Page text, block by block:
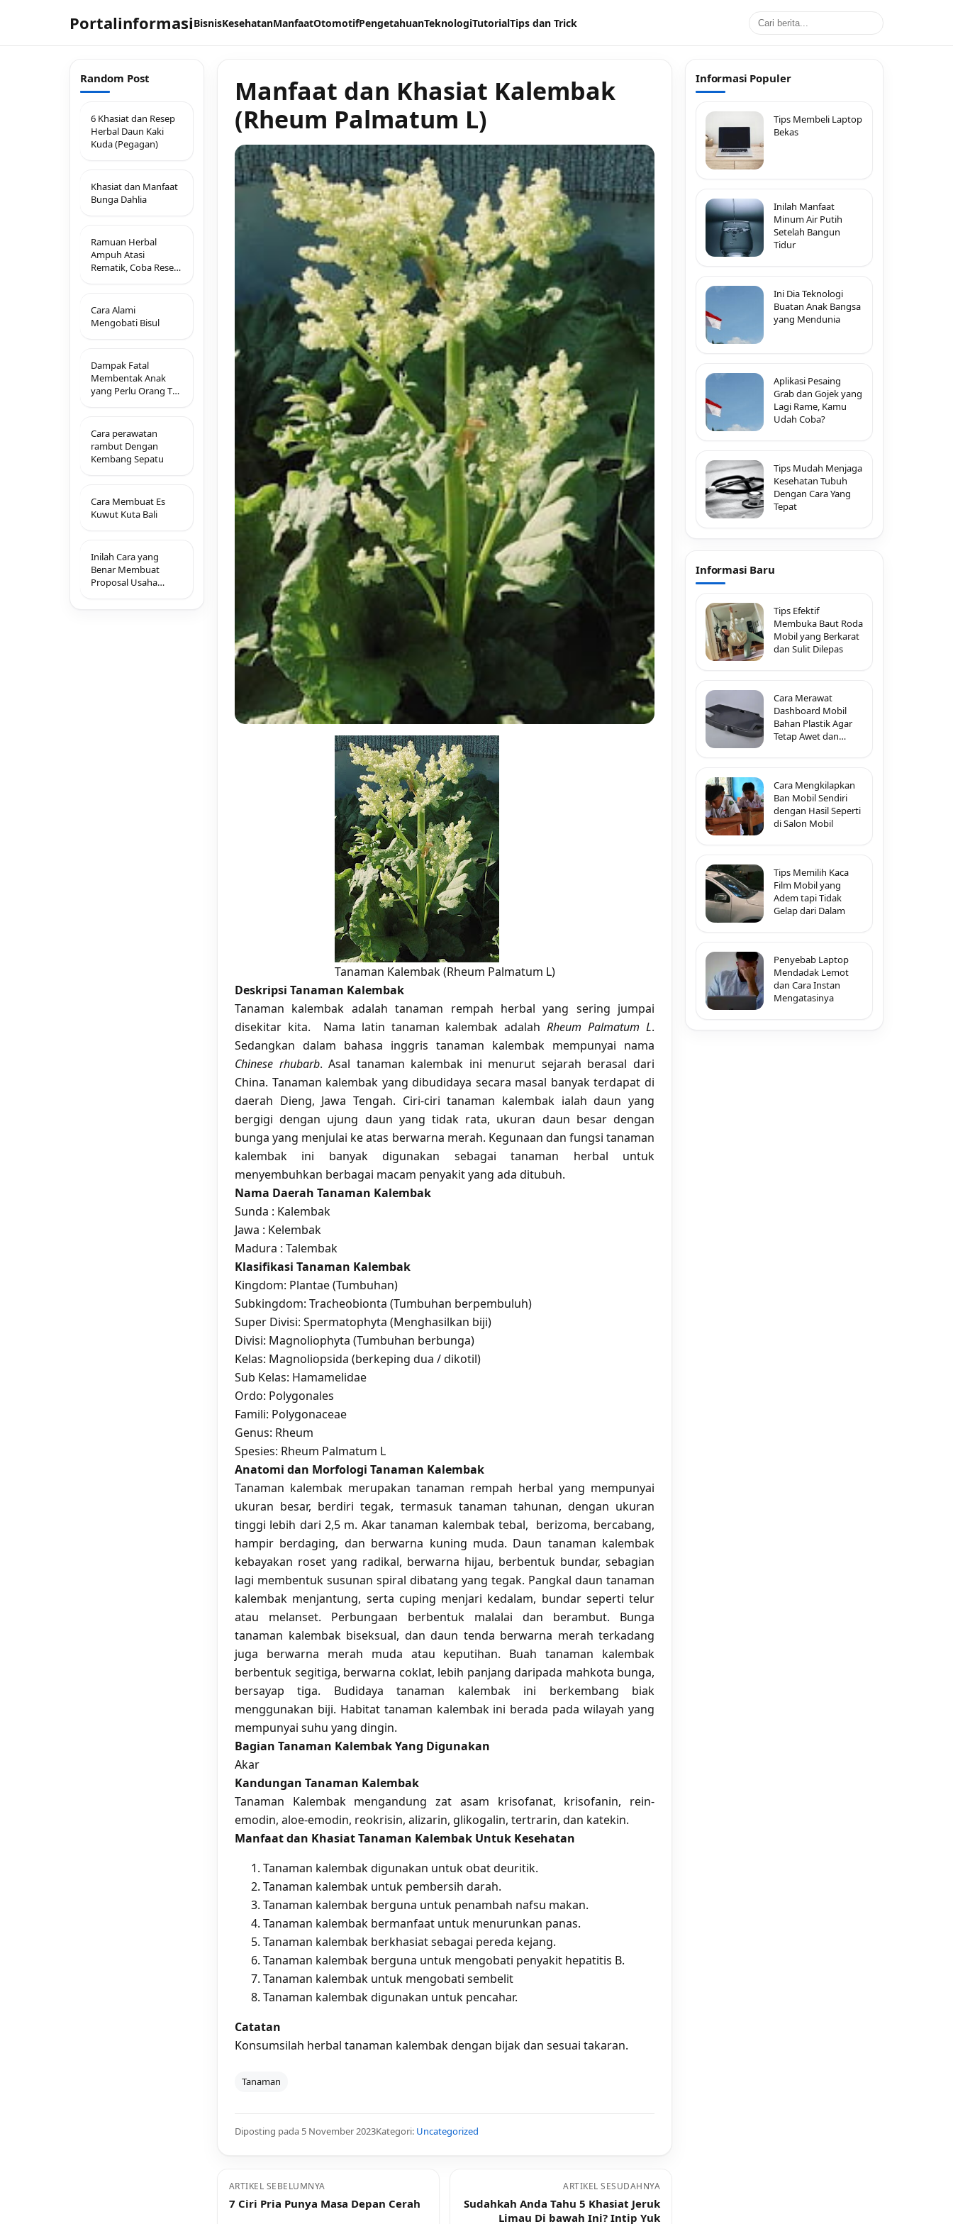
PortalinformasiBisnisKesehatanManfaatOtomotifPengetahuanTeknologiTutorialTips dan Trick
Random Post
6 Khasiat dan Resep
Herbal Daun Kaki
Kuda (Pegagan)
Khasiat dan Manfaat
Bunga Dahlia
Ramuan Herbal
Ampuh Atasi
Rematik, Coba Resep
Cara Alami
Mengobati Bisul
Dampak Fatal
Membentak Anak
yang Perlu Orang Tua
Cara perawatan
rambut Dengan
Kembang Sepatu
Cara Membuat Es
Kuwut Kuta Bali
Inilah Cara yang
Benar Membuat
Proposal Usaha
Manfaat dan Khasiat Kalembak
(Rheum Palmatum L)
Tanaman Kalembak (Rheum Palmatum L)
Deskripsi Tanaman Kalembak
Tanaman kalembak adalah tanaman rempah herbal yang sering jumpai
disekitar kita. Nama latin tanaman kalembak adalah Rheum Palmatum L.
Sedangkan dalam bahasa inggris tanaman kalembak mempunyai nama
Chinese rhubarb. Asal tanaman kalembak ini menurut sejarah berasal dari
China. Tanaman kalembak yang dibudidaya secara masal banyak terdapat di
daerah Dieng, Jawa Tengah. Ciri-ciri tanaman kalembak ialah daun yang
bergigi dengan ujung daun yang tidak rata, ukuran daun besar dengan
bunga yang menjulai ke atas berwarna merah. Kegunaan dan fungsi tanaman
kalembak ini banyak digunakan sebagai tanaman herbal untuk
menyembuhkan berbagai macam penyakit yang ada ditubuh.
Nama Daerah Tanaman Kalembak
Sunda : Kalembak
Jawa : Kelembak
Madura : Talembak
Klasifikasi Tanaman Kalembak
Kingdom: Plantae (Tumbuhan)
Subkingdom: Tracheobionta (Tumbuhan berpembuluh)
Super Divisi: Spermatophyta (Menghasilkan biji)
Divisi: Magnoliophyta (Tumbuhan berbunga)
Kelas: Magnoliopsida (berkeping dua / dikotil)
Sub Kelas: Hamamelidae
Ordo: Polygonales
Famili: Polygonaceae
Genus: Rheum
Spesies: Rheum Palmatum L
Anatomi dan Morfologi Tanaman Kalembak
Tanaman kalembak merupakan tanaman rempah herbal yang mempunyai
ukuran besar, berdiri tegak, termasuk tanaman tahunan, dengan ukuran
tinggi lebih dari 2,5 m. Akar tanaman kalembak tebal, berizoma, bercabang,
hampir berdaging, dan berwarna kuning muda. Daun tanaman kalembak
kebayakan roset yang radikal, berwarna hijau, berbentuk bundar, sebagian
lagi membentuk susunan spiral dibatang yang tegak. Pangkal daun tanaman
kalembak menjantung, serta cuping menjari kedalam, bundar seperti telur
atau melanset. Perbungaan berbentuk malalai dan berambut. Bunga
tanaman kalembak biseksual, dan daun tenda berwarna merah terkadang
juga berwarna merah muda atau keputihan. Buah tanaman kalembak
berbentuk segitiga, berwarna coklat, lebih panjang daripada mahkota bunga,
bersayap tiga. Budidaya tanaman kalembak ini berkembang biak
menggunakan biji. Habitat tanaman kalembak ini berada pada wilayah yang
mempunyai suhu yang dingin.
Bagian Tanaman Kalembak Yang Digunakan
Akar
Kandungan Tanaman Kalembak
Tanaman Kalembak mengandung zat asam krisofanat, krisofanin, rein-
emodin, aloe-emodin, reokrisin, alizarin, glikogalin, tertrarin, dan katekin.
Manfaat dan Khasiat Tanaman Kalembak Untuk Kesehatan
Tanaman kalembak digunakan untuk obat deuritik.
Tanaman kalembak untuk pembersih darah.
Tanaman kalembak berguna untuk penambah nafsu makan.
Tanaman kalembak bermanfaat untuk menurunkan panas.
Tanaman kalembak berkhasiat sebagai pereda kejang.
Tanaman kalembak berguna untuk mengobati penyakit hepatitis B.
Tanaman kalembak untuk mengobati sembelit
Tanaman kalembak digunakan untuk pencahar.
Catatan
Konsumsilah herbal tanaman kalembak dengan bijak dan sesuai takaran.
Tanaman
Diposting pada 5 November 2023Kategori: Uncategorized
ARTIKEL SEBELUMNYA
7 Ciri Pria Punya Masa Depan Cerah
ARTIKEL SESUDAHNYA
Sudahkah Anda Tahu 5 Khasiat Jeruk
Limau Di bawah Ini? Intip Yuk
Informasi Populer
Tips Membeli Laptop
Bekas
Inilah Manfaat
Minum Air Putih
Setelah Bangun
Tidur
Ini Dia Teknologi
Buatan Anak Bangsa
yang Mendunia
Aplikasi Pesaing
Grab dan Gojek yang
Lagi Rame, Kamu
Udah Coba?
Tips Mudah Menjaga
Kesehatan Tubuh
Dengan Cara Yang
Tepat
Informasi Baru
Tips Efektif
Membuka Baut Roda
Mobil yang Berkarat
dan Sulit Dilepas
Cara Merawat
Dashboard Mobil
Bahan Plastik Agar
Tetap Awet dan
Cara Mengkilapkan
Ban Mobil Sendiri
dengan Hasil Seperti
di Salon Mobil
Tips Memilih Kaca
Film Mobil yang
Adem tapi Tidak
Gelap dari Dalam
Penyebab Laptop
Mendadak Lemot
dan Cara Instan
Mengatasinya